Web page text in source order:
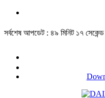
সর্বশেষ আপডেট : ৪৯ মিনিট ১৭